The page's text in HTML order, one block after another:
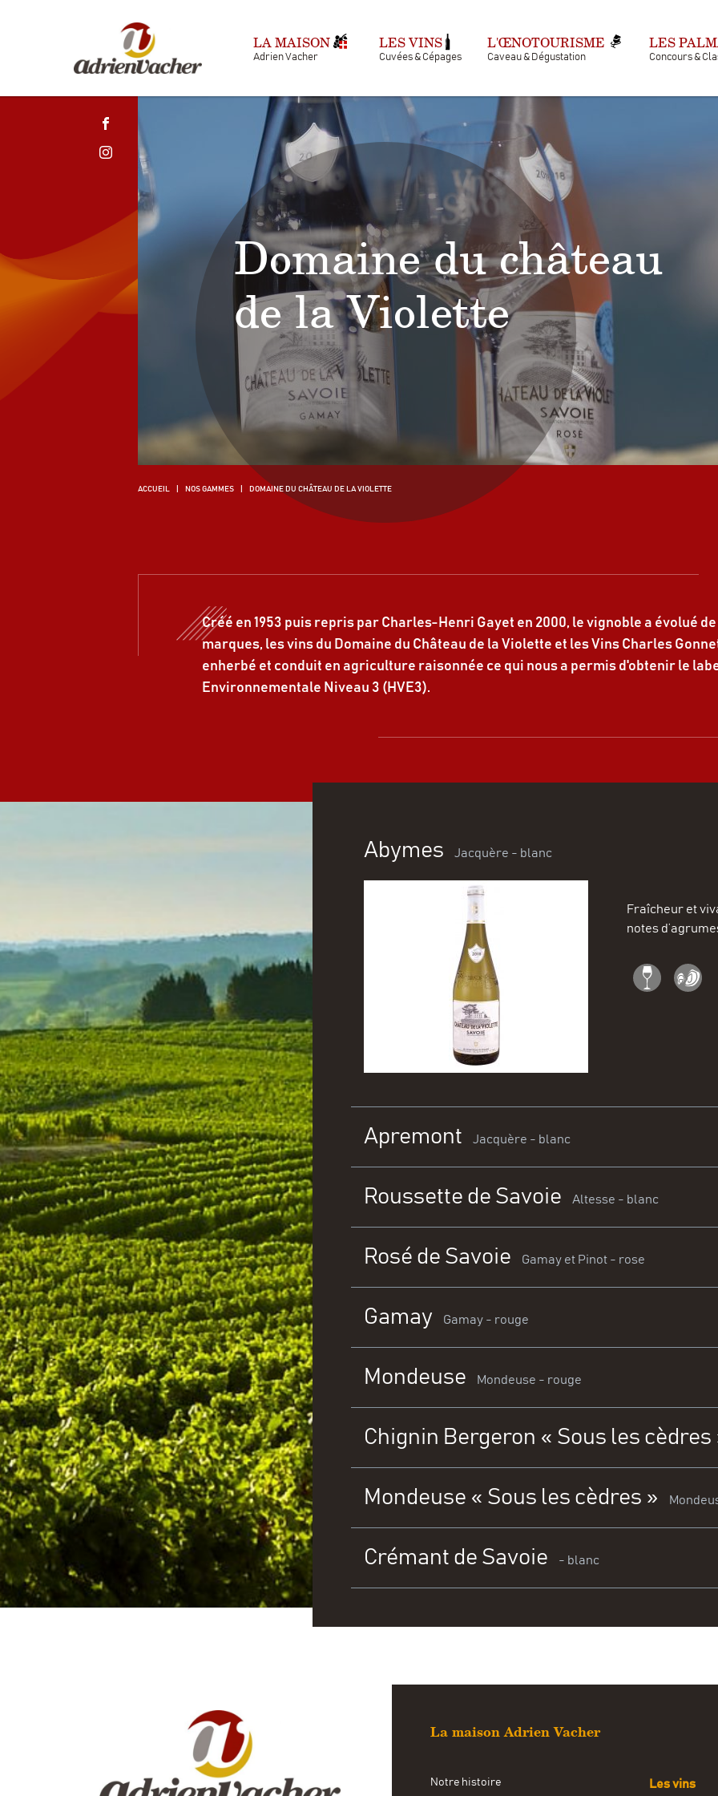
LA MAISON
Adrien Vacher
LES VINS
Cuvées & Cépages
L'ŒNOTOURISME
Caveau & Dégustation
LES
Concours &
Domaine du château
de la Violette
ACCUEIL NOS GAMMES DOMAINE DU CHÂTEAU DE LA VIOLETTE
Créé en 1953 puis repris par Charles-Henri Gayet en 2000, le vignoble a évolué
marques, les vins du Domaine du Château de la Violette et les Vins Charles
enherbé et conduit en agriculture raisonnée ce qui nous a permis d'obtenir le
Environnementale Niveau 3 (HVE3).
Abymes Jacquère - blanc
Fraîcheur et
notes
Apremont Jacquère - blanc
Finesse et
Roussette de Savoie Altesse - blanc
Souplesse et
Rosé de Savoie Gamay et Pinot - rose
Gamay Gamay - rouge
Mondeuse Mondeuse - rouge
Bouche ample
Chignin Bergeron « Sous les cèdres
Douceur et
Mondeuse « Sous les cèdres »
Crémant de Savoie - blanc
La maison Adrien Vacher
Notre histoire Les vins